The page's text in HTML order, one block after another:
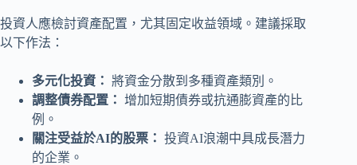
投資人應檢討資產配置，尤其固定收益領域。建議採取
以下作法：
多元化投資： 將資金分散到多種資產類別。
調整債券配置： 增加短期債券或抗通膨資產的比
例。
關注受益於AI的股票： 投資AI浪潮中具成長潛力
的企業。